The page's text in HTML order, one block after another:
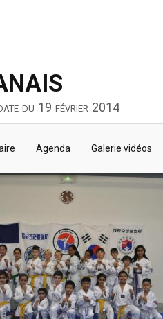
du 19 février 2014
Agenda Galerie vidéos